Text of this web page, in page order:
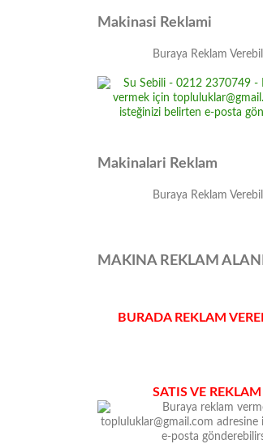
Makinasi Reklami
Buraya Reklam
Makinalari Reklam
Buraya Reklam
MAKINA REKLAM ALANI
BURADA REKLAM
SATIS VE